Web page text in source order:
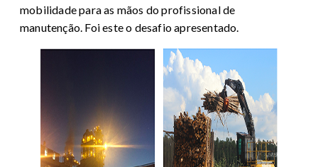
mobilidade para as mãos do profissional de
manutenção. Foi este o desafio apresentado.